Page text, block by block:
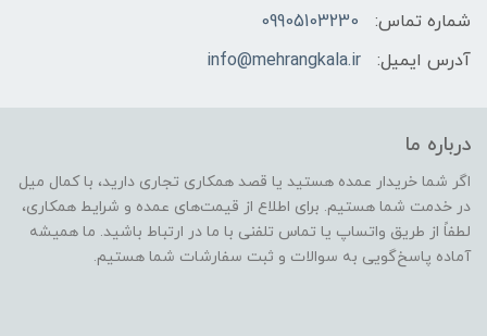
شماره تماس:
09905103230
آدرس ایمیل:
info@mehrangkala.ir
درباره ما
اگر شما خریدار عمده هستید یا قصد همکاری تجاری دارید، با کمال میل
در خدمت شما هستیم. برای اطلاع از قیمت‌های عمده و شرایط همکاری،
لطفاً از طریق واتساپ یا تماس تلفنی با ما در ارتباط باشید. ما همیشه
آماده پاسخ‌گویی به سوالات و ثبت سفارشات شما هستیم.